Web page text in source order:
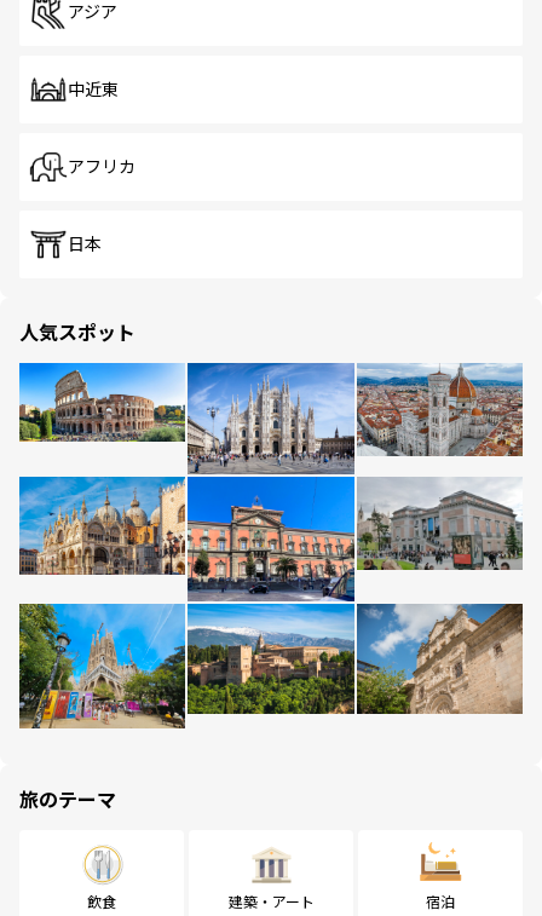
アジア
中近東
アフリカ
日本
人気スポット
旅のテーマ
飲食 建築・アート 宿泊